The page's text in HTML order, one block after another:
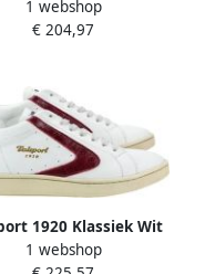
Mid Sneakers
1 webshop
€ 204,97
1920 Klassiek Wit
Bordeaux Toernooi
1 webshop